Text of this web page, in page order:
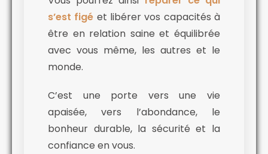
s’est figé et libérer vos capacités à
être en relation saine et équilibrée
avec vous même, les autres et le
monde.
C’est une porte vers une vie
apaisée, vers l’abondance, le
bonheur durable, la sécurité et la
confiance en vous.